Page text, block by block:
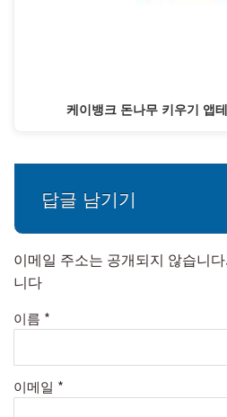
케이뱅크 돈나무 키우기 앱
답글 남기기
이메일 주소는 공개되지 않습니
니다
이름 *
이메일 *